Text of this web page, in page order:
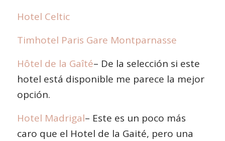
Hotel Celtic
Timhotel Paris Gare Montparnasse
Hôtel de la Gaîté– De la selección si este
hotel está disponible me parece la mejor
opción.
Hotel Madrigal– Este es un poco más
caro que el Hotel de la Gaité, pero una